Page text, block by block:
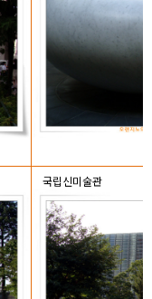
국립신미술관